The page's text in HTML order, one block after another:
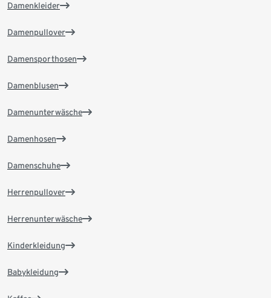
Damenkleider
Damenpullover
Damensporthosen
Damenblusen
Damenunterwäsche
Damenhosen
Damenschuhe
Herrenpullover
Herrenunterwäsche
Kinderkleidung
Babykleidung